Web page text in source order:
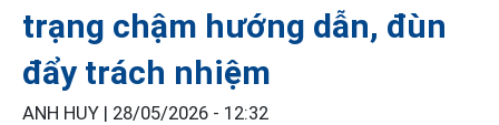
trạng chậm hướng dẫn, đùn
đẩy trách nhiệm
ANH HUY | 28/05/2026 - 12:32